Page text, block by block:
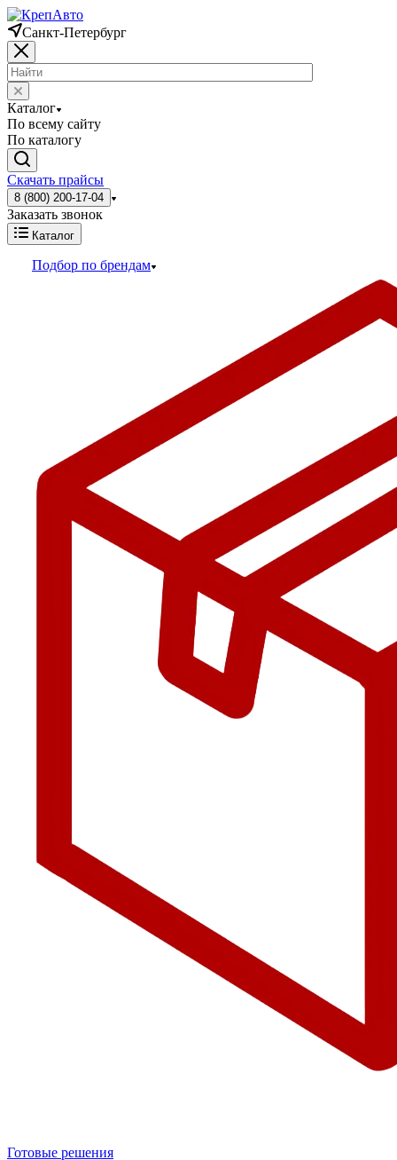
Санкт-Петербург
Каталог
По всему сайту
По каталогу
Скачать прайсы
8 (800) 200-17-04
Заказать звонок
Каталог
Подбор по брендам
Готовые решения